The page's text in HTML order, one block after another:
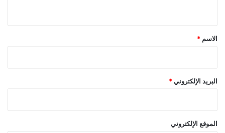
*
الاسم *
البريد الإلكتروني *
الموقع الإلكتروني